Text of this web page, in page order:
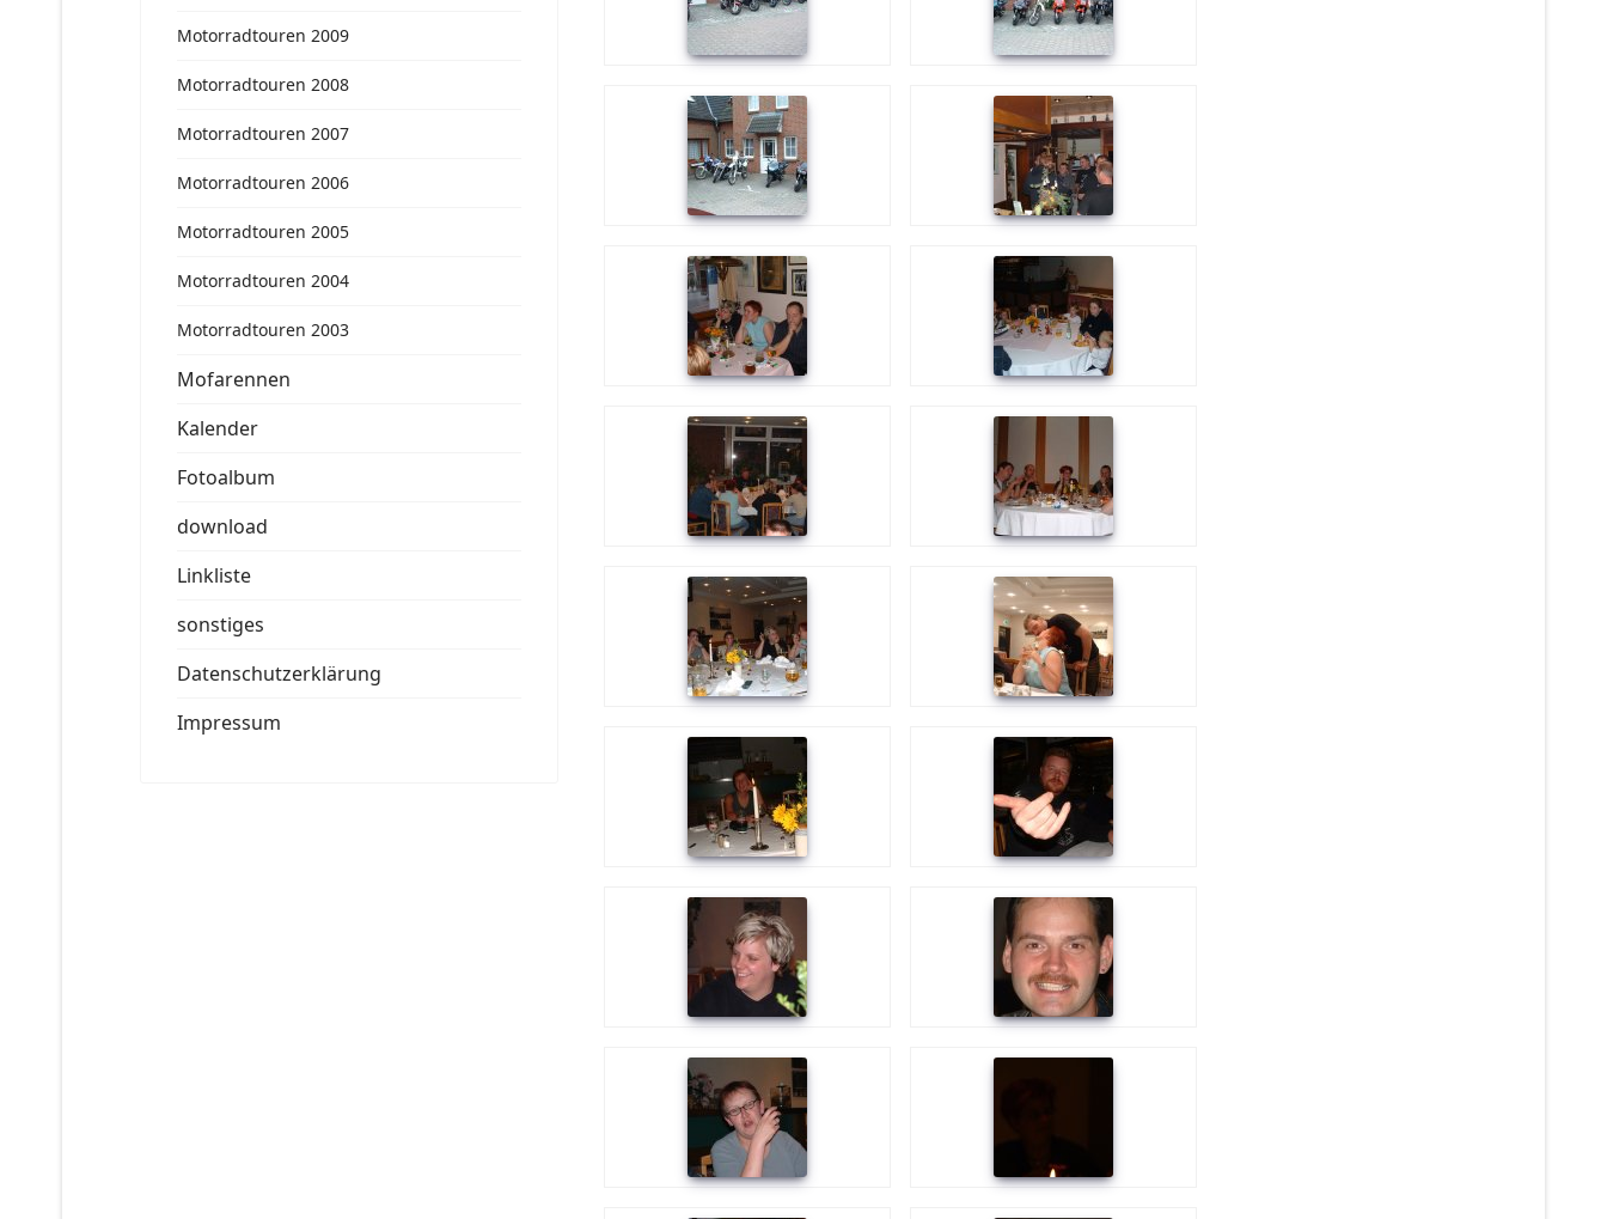
Motorradtouren 2009
Motorradtouren 2008
Motorradtouren 2007
Motorradtouren 2006
Motorradtouren 2005
Motorradtouren 2004
Motorradtouren 2003
Mofarennen
Kalender
Fotoalbum
download
Linkliste
sonstiges
Datenschutzerklärung
Impressum